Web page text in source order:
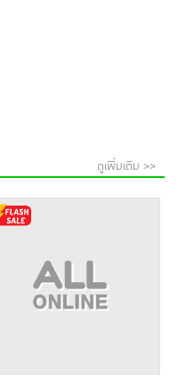
ดูเพิ่มเติม >>